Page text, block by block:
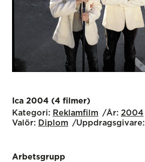
Ica 2004 (4 filmer)
Kategori: Reklamfilm År: 2004
Valör: Diplom Uppdragsgivare:
Arbetsgrupp